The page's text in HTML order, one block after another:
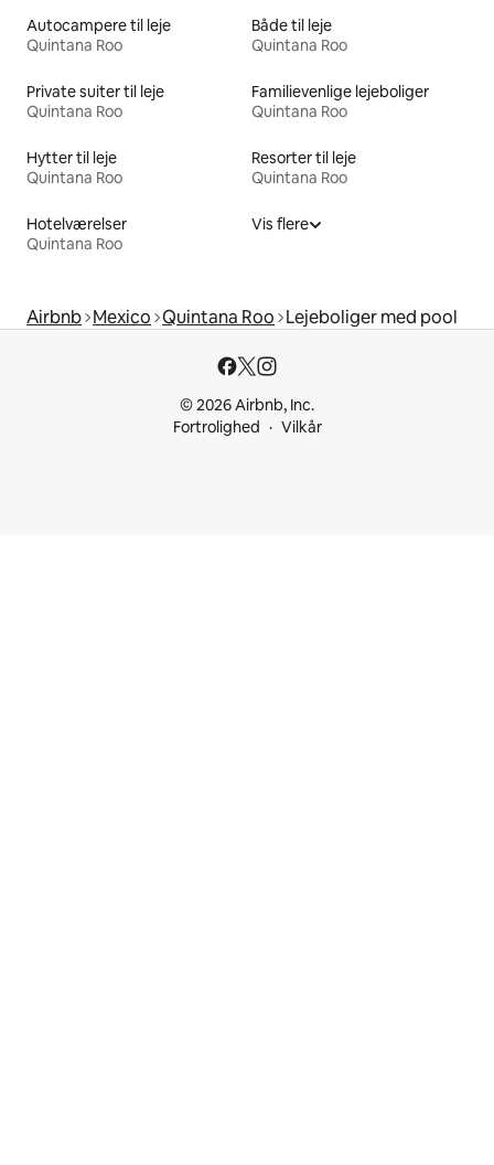
Autocampere til leje
Quintana Roo
Både til leje
Quintana Roo
Private suiter til leje
Quintana Roo
Familievenlige lejeboliger
Quintana Roo
Hytter til leje
Quintana Roo
Resorter til leje
Quintana Roo
Hotelværelser
Quintana Roo
Vis flere
Airbnb Mexico Quintana Roo Lejeboliger med pool
© 2026 Airbnb, Inc.
Fortrolighed
Vilkår